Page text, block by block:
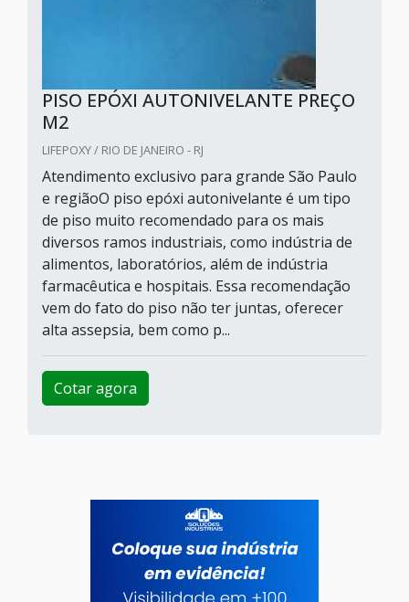
PISO EPÓXI AUTONIVELANTE PREÇO
M2
LIFEPOXY / RIO DE JANEIRO - RJ
Atendimento exclusivo para grande São Paulo
e regiãoO piso epóxi autonivelante é um tipo
de piso muito recomendado para os mais
diversos ramos industriais, como indústria de
alimentos, laboratórios, além de indústria
farmacêutica e hospitais. Essa recomendação
vem do fato do piso não ter juntas, oferecer
alta assepsia, bem como p...
Cotar agora